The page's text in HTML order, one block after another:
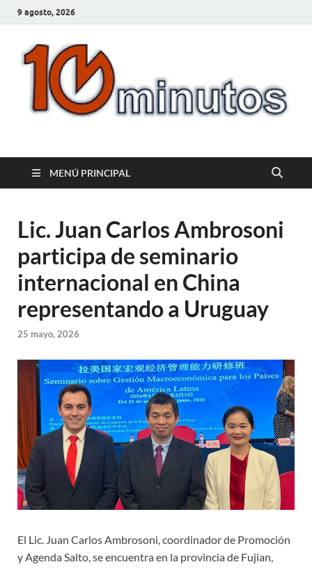
9 agosto, 2026
10minutos.com.uy
MENÚ PRINCIPAL
Lic. Juan Carlos Ambrosoni
participa de seminario
internacional en China
representando a Uruguay
25 mayo, 2026
El Lic. Juan Carlos Ambrosoni, coordinador de Promoción
y Agenda Salto, se encuentra en la provincia de Fujian,